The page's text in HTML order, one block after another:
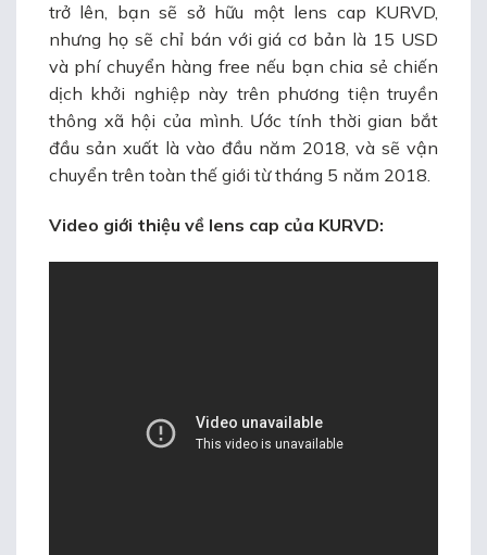
trở lên, bạn sẽ sở hữu một lens cap KURVD,
nhưng họ sẽ chỉ bán với giá cơ bản là 15 USD
và phí chuyển hàng free nếu bạn chia sẻ chiến
dịch khởi nghiệp này trên phương tiện truyền
thông xã hội của mình. Ước tính thời gian bắt
đầu sản xuất là vào đầu năm 2018, và sẽ vận
chuyển trên toàn thế giới từ tháng 5 năm 2018.
Video giới thiệu về lens cap của KURVD: